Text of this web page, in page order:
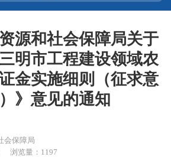
源和社会保障局关于
明市工程建设领域农
金实施细则（征求意
》意见的通知
会保障局
浏览量：1197